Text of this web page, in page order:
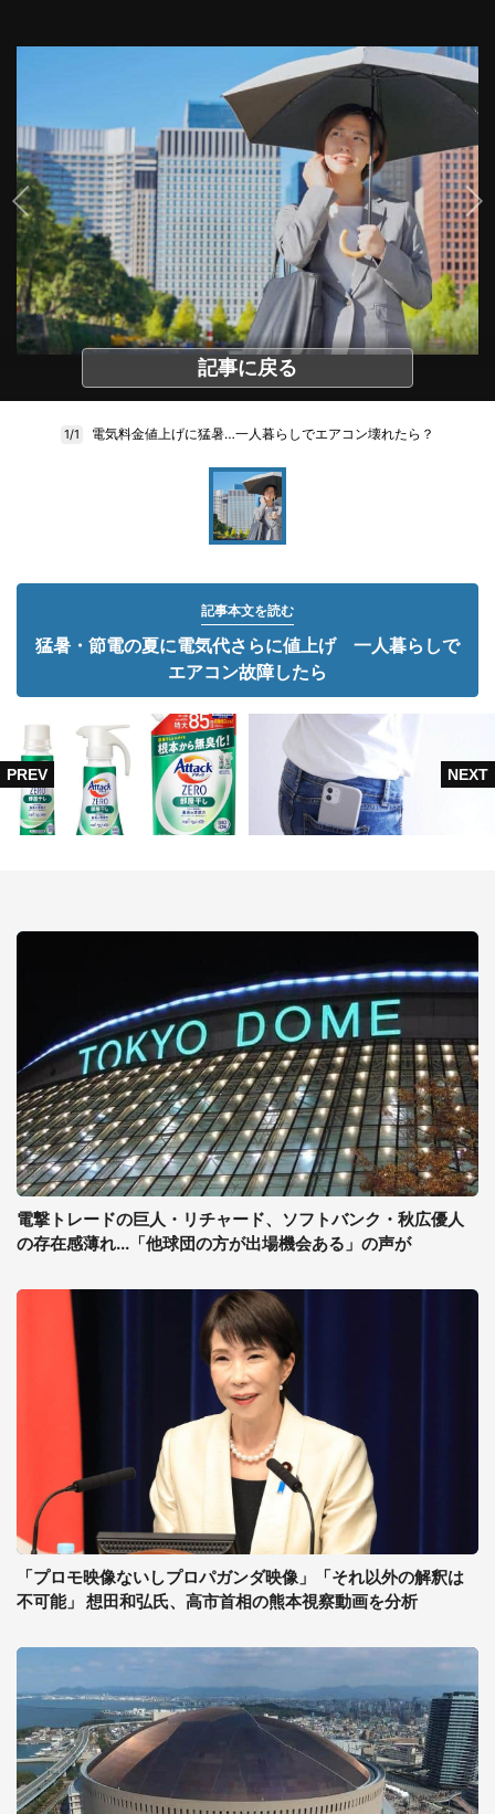
記事に戻る
1/1 電気料金値上げに猛暑…一人暮らしでエアコン壊れたら？
記事本文を読む
猛暑・節電の夏に電気代さらに値上げ 一人暮らしで
エアコン故障したら
電撃トレードの巨人・リチャード、ソフトバンク・秋広優人
の存在感薄れ...「他球団の方が出場機会ある」の声が
「プロモ映像ないしプロパガンダ映像」「それ以外の解釈は
不可能」 想田和弘氏、高市首相の熊本視察動画を分析